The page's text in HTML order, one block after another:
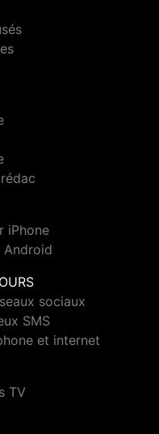
iPhone
Android
sociaux
SMS
et internet
TV